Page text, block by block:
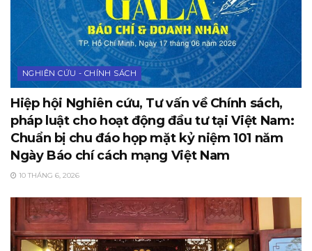
NGHIÊN CỨU - CHÍNH SÁCH
Hiệp hội Nghiên cứu, Tư vấn về Chính sách,
pháp luật cho hoạt động đầu tư tại Việt Nam:
Chuẩn bị chu đáo họp mặt kỷ niệm 101 năm
Ngày Báo chí cách mạng Việt Nam
10 THÁNG 6, 2026